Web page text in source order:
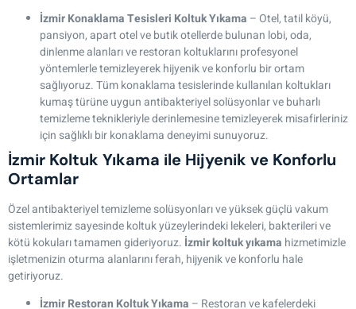
İzmir Konaklama Tesisleri Koltuk Yıkama – Otel, tatil köyü,
pansiyon, apart otel ve butik otellerde bulunan lobi, oda,
dinlenme alanları ve restoran koltuklarını profesyonel
yöntemlerle temizleyerek hijyenik ve konforlu bir ortam
sağlıyoruz. Tüm konaklama tesislerinde kullanılan koltukları
kumaş türüne uygun antibakteriyel solüsyonlar ve buharlı
temizleme teknikleriyle derinlemesine temizleyerek misafirleriniz
için sağlıklı bir konaklama deneyimi sunuyoruz.
İzmir Koltuk Yıkama ile Hijyenik ve Konforlu
Ortamlar
Özel antibakteriyel temizleme solüsyonları ve yüksek güçlü vakum
sistemlerimiz sayesinde koltuk yüzeylerindeki lekeleri, bakterileri ve
kötü kokuları tamamen gideriyoruz. İzmir koltuk yıkama hizmetimizle
işletmenizin oturma alanlarını ferah, hijyenik ve konforlu hale
getiriyoruz.
İzmir Restoran Koltuk Yıkama – Restoran ve kafelerdeki